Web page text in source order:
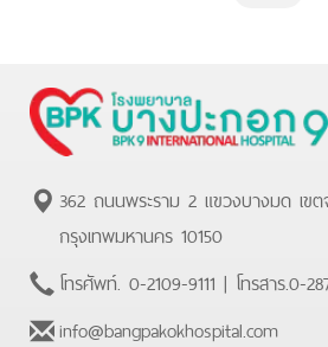
362 ถนนพระราม 2 แขวงบางมด เข
กรุงเทพมหานคร 10150
โทรศัพท์. 0-2109-9111 | โทรสาร.0-
info@bangpakokhospital.com